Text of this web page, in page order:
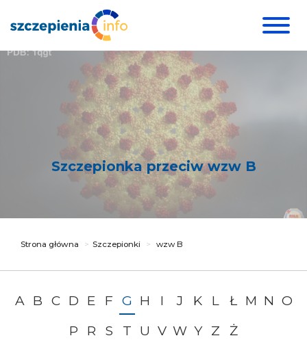
Szczepionka przeciw wzw B
Strona główna Szczepionki wzw B
A B C D E F G H I J K L Ł M N O
P
R S T U V W Y Z Ż